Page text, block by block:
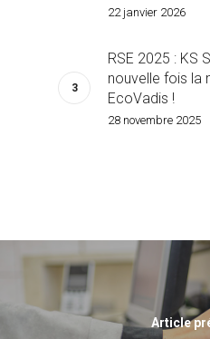
22 janvier 2026
RSE 2025 : KS
nouvelle fois la
EcoVadis !
28 novembre 2025
Article